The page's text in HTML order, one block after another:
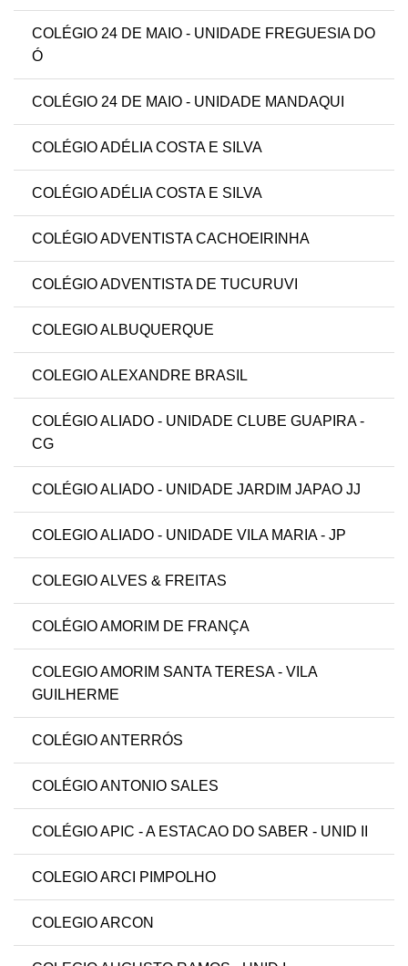
COLÉGIO 24 DE MAIO - UNIDADE FREGUESIA DO
Ó
COLÉGIO 24 DE MAIO - UNIDADE MANDAQUI
COLÉGIO ADÉLIA COSTA E SILVA
COLÉGIO ADÉLIA COSTA E SILVA
COLÉGIO ADVENTISTA CACHOEIRINHA
COLÉGIO ADVENTISTA DE TUCURUVI
COLEGIO ALBUQUERQUE
COLEGIO ALEXANDRE BRASIL
COLÉGIO ALIADO - UNIDADE CLUBE GUAPIRA -
CG
COLÉGIO ALIADO - UNIDADE JARDIM JAPAO JJ
COLEGIO ALIADO - UNIDADE VILA MARIA - JP
COLEGIO ALVES & FREITAS
COLÉGIO AMORIM DE FRANÇA
COLEGIO AMORIM SANTA TERESA - VILA
GUILHERME
COLÉGIO ANTERRÓS
COLÉGIO ANTONIO SALES
COLÉGIO APIC - A ESTACAO DO SABER - UNID II
COLEGIO ARCI PIMPOLHO
COLEGIO ARCON